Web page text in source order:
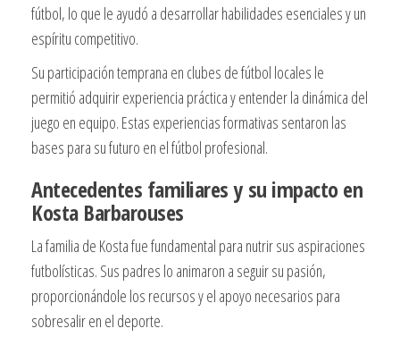
fútbol, lo que le ayudó a desarrollar habilidades esenciales y un
espíritu competitivo.
Su participación temprana en clubes de fútbol locales le
permitió adquirir experiencia práctica y entender la dinámica del
juego en equipo. Estas experiencias formativas sentaron las
bases para su futuro en el fútbol profesional.
Antecedentes familiares y su impacto en
Kosta Barbarouses
La familia de Kosta fue fundamental para nutrir sus aspiraciones
futbolísticas. Sus padres lo animaron a seguir su pasión,
proporcionándole los recursos y el apoyo necesarios para
sobresalir en el deporte.